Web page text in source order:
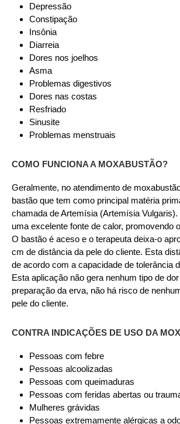
Depressão
Constipação
Insônia
Diarreia
Dores nos joelhos
Asma
Problemas digestivos
Dores nas costas
Resfriado
Sinusite
Problemas menstruais
COMO FUNCIONA A MOXABUSTÃO?
Geralmente, no atendimento de
bastão que tem como principal matéria
chamada de Artemísia (Artemísia
uma excelente fonte de calor, promovendo
O bastão é aceso e o terapeuta deixa-o
cm de distância da pele do cliente. Esta
de acordo com a capacidade de tolerância
Esta aplicação não gera nenhum tipo de
preparação da erva, não há risco de
pele do cliente.
CONTRA INDICAÇÕES DE USO DA
Pessoas com febre
Pessoas alcoolizadas
Pessoas com queimaduras
Pessoas com feridas abertas ou
Mulheres grávidas
Pessoas extremamente alérgicas a